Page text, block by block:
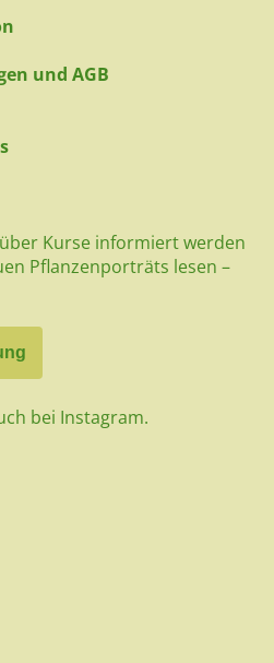
und AGB
Kurse informiert werden
Pflanzenporträts lesen –
bei Instagram.